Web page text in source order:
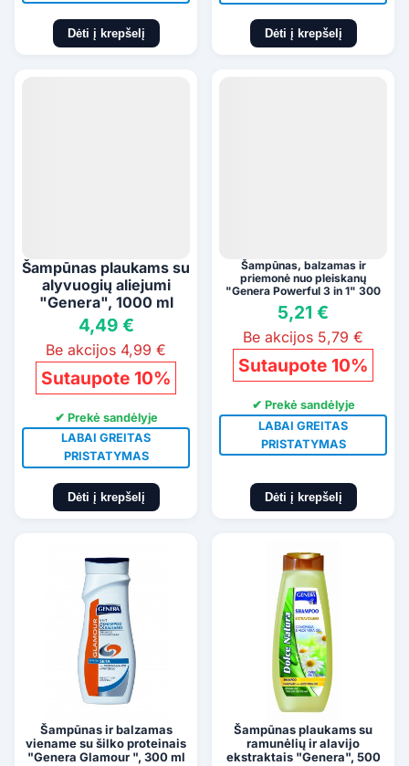
Dėti į krepšelį Dėti į krepšelį
Šampūnas plaukams su
alyvuogių aliejumi
"Genera", 1000 ml
4,49 €
Be akcijos 4,99 €
Sutaupote 10%
✔ Prekė sandėlyje
LABAI GREITAS
PRISTATYMAS
Dėti į krepšelį
Šampūnas, balzamas ir
priemonė nuo pleiskanų
"Genera Powerful 3 in 1" 300
ml
5,21 €
Be akcijos 5,79 €
Sutaupote 10%
✔ Prekė sandėlyje
LABAI GREITAS
PRISTATYMAS
Dėti į krepšelį
Šampūnas ir balzamas
viename su šilko proteinais
"Genera Glamour ", 300 ml
Šampūnas plaukams su
ramunėlių ir alavijo
ekstraktais "Genera", 500